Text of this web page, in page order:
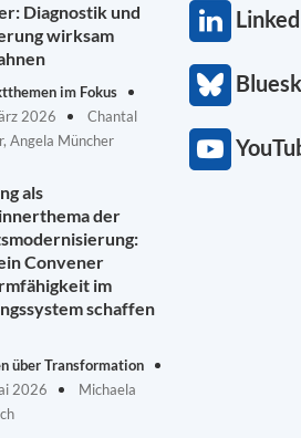
Diagnostik und
wirksam
im Fokus
2026
Chantal
Angela Müncher
als
der
Convener
im
schaffen
über Transformation
2026
Michaela